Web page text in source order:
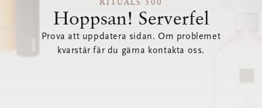
Hoppsan! Serverfel
Prova att uppdatera sidan. Om problemet
kvarstår får du gärna kontakta oss.